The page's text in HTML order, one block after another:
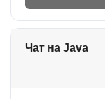
Чат на Java